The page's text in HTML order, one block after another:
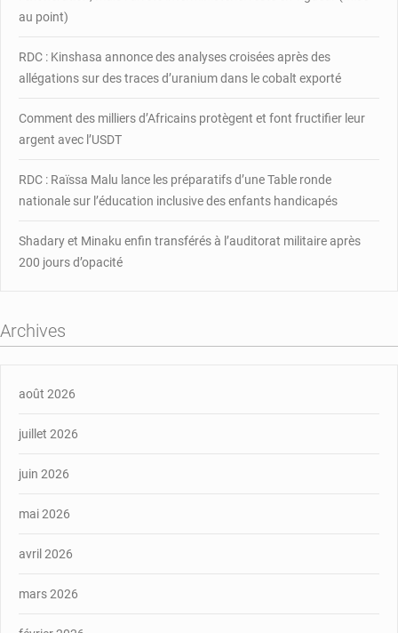
au point)
RDC : Kinshasa annonce des analyses croisées après des
allégations sur des traces d’uranium dans le cobalt exporté
Comment des milliers d’Africains protègent et font fructifier leur
argent avec l’USDT
RDC : Raïssa Malu lance les préparatifs d’une Table ronde
nationale sur l’éducation inclusive des enfants handicapés
Shadary et Minaku enfin transférés à l’auditorat militaire après
200 jours d’opacité
Archives
août 2026
juillet 2026
juin 2026
mai 2026
avril 2026
mars 2026